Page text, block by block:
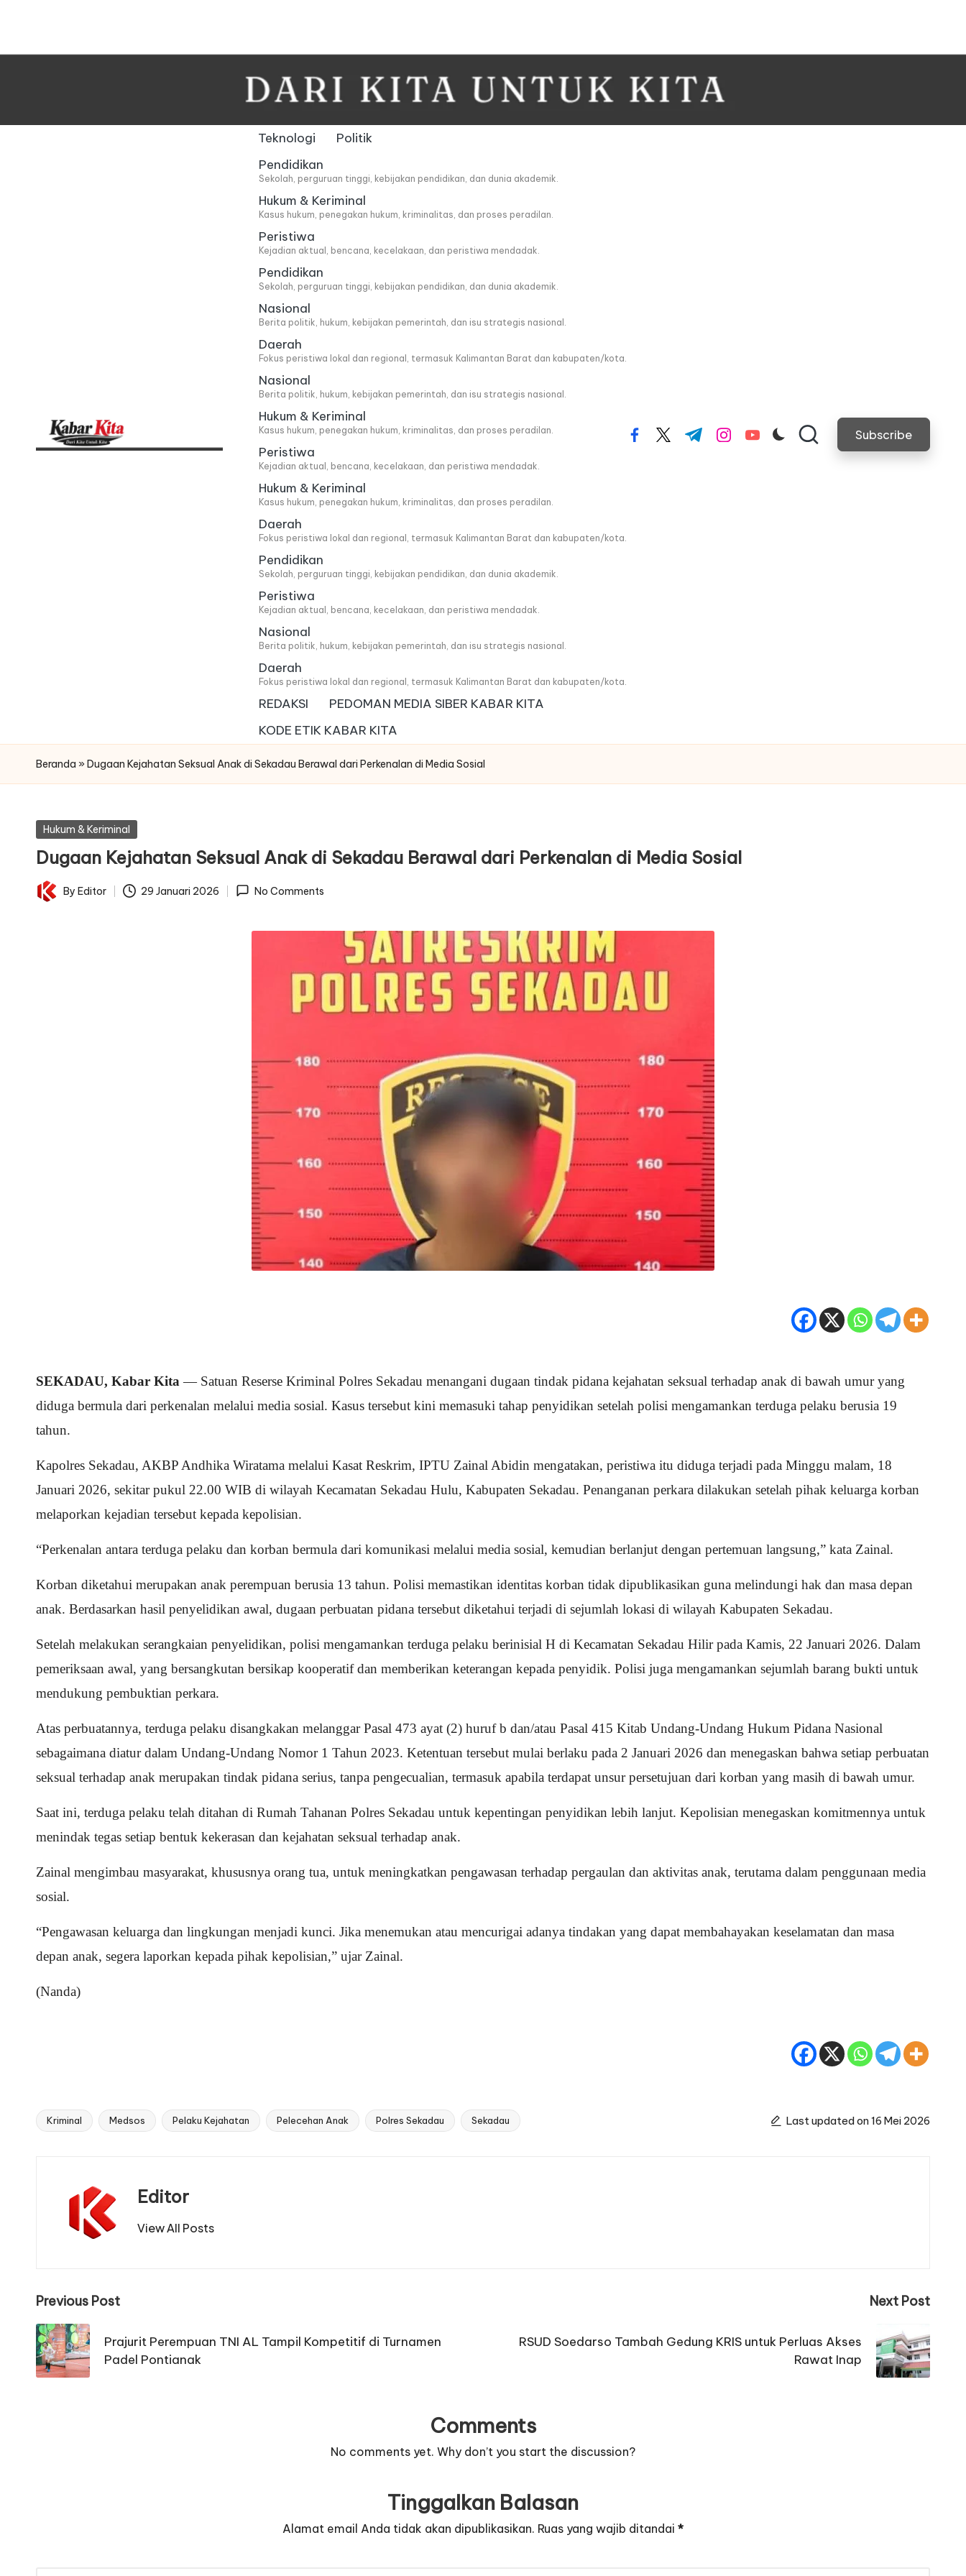
to
Teknologi
Politik
Pendidikan
Sekolah, perguruan tinggi, kebijakan pendidikan, dan dunia akademik.
Hukum & Keriminal
Kasus hukum, penegakan hukum, kriminalitas, dan proses peradilan.
Peristiwa
Kejadian aktual, bencana, kecelakaan, dan peristiwa mendadak.
Pendidikan
Sekolah, perguruan tinggi, kebijakan pendidikan, dan dunia akademik.
Nasional
Berita politik, hukum, kebijakan pemerintah, dan isu strategis nasional.
Daerah
Fokus peristiwa lokal dan regional, termasuk Kalimantan Barat dan kabupaten/kota.
Nasional
Berita politik, hukum, kebijakan pemerintah, dan isu strategis nasional.
Hukum & Keriminal
Kasus hukum, penegakan hukum, kriminalitas, dan proses peradilan.
Peristiwa
Kejadian aktual, bencana, kecelakaan, dan peristiwa mendadak.
Hukum & Keriminal
Kasus hukum, penegakan hukum, kriminalitas, dan proses peradilan.
Daerah
Fokus peristiwa lokal dan regional, termasuk Kalimantan Barat dan kabupaten/kota.
Pendidikan
Sekolah, perguruan tinggi, kebijakan pendidikan, dan dunia akademik.
Peristiwa
Kejadian aktual, bencana, kecelakaan, dan peristiwa mendadak.
Nasional
Berita politik, hukum, kebijakan pemerintah, dan isu strategis nasional.
Daerah
Fokus peristiwa lokal dan regional, termasuk Kalimantan Barat dan kabupaten/kota.
REDAKSI
PEDOMAN MEDIA SIBER KABAR KITA
KODE ETIK KABAR KITA
facebook.com
twitter.com
t.me instagram.com
youtube.com Subscribe
Beranda » Dugaan Kejahatan Seksual Anak di Sekadau Berawal dari Perkenalan di Media Sosial
Posted
Hukum & Keriminal
Dugaan Kejahatan Seksual Anak di Sekadau Berawal dari Perkenalan di Media Sosial
Posted
By Editor 29 Januari 2026 No Comments
SEKADAU, Kabar Kita — Satuan Reserse Kriminal Polres Sekadau menangani dugaan tindak pidana kejahatan seksual terhadap anak di bawah umur yang
diduga bermula dari perkenalan melalui media sosial. Kasus tersebut kini memasuki tahap penyidikan setelah polisi mengamankan terduga pelaku berusia 19
tahun.
Kapolres Sekadau, AKBP Andhika Wiratama melalui Kasat Reskrim, IPTU Zainal Abidin mengatakan, peristiwa itu diduga terjadi pada Minggu malam, 18
Januari 2026, sekitar pukul 22.00 WIB di wilayah Kecamatan Sekadau Hulu, Kabupaten Sekadau. Penanganan perkara dilakukan setelah pihak keluarga korban
melaporkan kejadian tersebut kepada kepolisian.
“Perkenalan antara terduga pelaku dan korban bermula dari komunikasi melalui media sosial, kemudian berlanjut dengan pertemuan langsung,” kata Zainal.
Korban diketahui merupakan anak perempuan berusia 13 tahun. Polisi memastikan identitas korban tidak dipublikasikan guna melindungi hak dan masa depan
anak. Berdasarkan hasil penyelidikan awal, dugaan perbuatan pidana tersebut diketahui terjadi di sejumlah lokasi di wilayah Kabupaten Sekadau.
Setelah melakukan serangkaian penyelidikan, polisi mengamankan terduga pelaku berinisial H di Kecamatan Sekadau Hilir pada Kamis, 22 Januari 2026. Dalam
pemeriksaan awal, yang bersangkutan bersikap kooperatif dan memberikan keterangan kepada penyidik. Polisi juga mengamankan sejumlah barang bukti untuk
mendukung pembuktian perkara.
Atas perbuatannya, terduga pelaku disangkakan melanggar Pasal 473 ayat (2) huruf b dan/atau Pasal 415 Kitab Undang-Undang Hukum Pidana Nasional
sebagaimana diatur dalam Undang-Undang Nomor 1 Tahun 2023. Ketentuan tersebut mulai berlaku pada 2 Januari 2026 dan menegaskan bahwa setiap perbuatan
seksual terhadap anak merupakan tindak pidana serius, tanpa pengecualian, termasuk apabila terdapat unsur persetujuan dari korban yang masih di bawah umur.
Saat ini, terduga pelaku telah ditahan di Rumah Tahanan Polres Sekadau untuk kepentingan penyidikan lebih lanjut. Kepolisian menegaskan komitmennya untuk
menindak tegas setiap bentuk kekerasan dan kejahatan seksual terhadap anak.
Zainal mengimbau masyarakat, khususnya orang tua, untuk meningkatkan pengawasan terhadap pergaulan dan aktivitas anak, terutama dalam penggunaan media
sosial.
“Pengawasan keluarga dan lingkungan menjadi kunci. Jika menemukan atau mencurigai adanya tindakan yang dapat membahayakan keselamatan dan masa
depan anak, segera laporkan kepada pihak kepolisian,” ujar Zainal.
(Nanda)
Tags:
Kriminal Medsos Pelaku Kejahatan Pelecehan Anak Polres Sekadau Sekadau Last updated on 16 Mei 2026
Editor
View All Posts
Post
navigation
Previous Post
Prajurit Perempuan TNI AL Tampil Kompetitif di Turnamen
Padel Pontianak
Next Post
RSUD Soedarso Tambah Gedung KRIS untuk Perluas Akses
Rawat Inap
Comments
No comments yet. Why don’t you start the discussion?
Tinggalkan Balasan
Alamat email Anda tidak akan dipublikasikan. Ruas yang wajib ditandai *